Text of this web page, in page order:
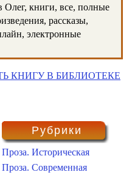
книги, все, полные
рассказы,
электронные
КНИГУ В БИБЛИОТЕКЕ
Рубрики
Проза. Историческая
Проза. Современная